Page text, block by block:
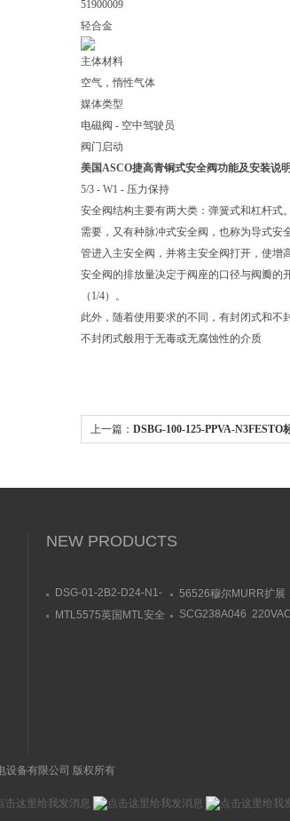
51900009
轻合金
主体材料
空气，惰性气体
媒体类型
电磁阀 - 空中驾驶员
阀门启动
美国ASCO捷高青铜式安全阀功能及安装说明
5/3 - W1 - 压力保持
安全阀结构主要有两大类：弹簧式和杠杆式
需要，又有种脉冲式安全阀，也称为导式
管进入主安全阀，并将主安全阀打开，使增高
安全阀的排放量决定于阀座的口径与阀瓣的开
（1/4）。
此外，随着使用要求的不同，有封闭式和
不封闭式般用于无毒或无腐蚀性的介质
上一篇： DSBG-100-125-PPVA-N3FESTO
NEW PRODUCTS
DSG-01-2B2-D24-N1-
件一览
56526穆尔MURR扩展
模块安装连接尺寸
MTL5575英国MTL安全
SCG238A046 220VAC
设备有限公司 版权所有